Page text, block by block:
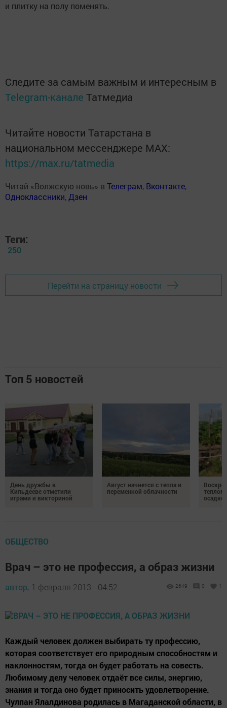
и плитку на полу поменять.
Следите за самым важным и интересным в
Telegram-канале Татмедиа
Читайте новости Татарстана в
национальном мессенджере MАХ:
https://max.ru/tatmedia
Читай «Волжскую новь» в Телеграм, Вконтакте,
Одноклассники,Дзен
Теги:
250
Перейти на страницу новости
Топ 5 новостей
День дружбы в
Кильдееве отметили
играми и викториной
Август начнется с тепла и
переменной облачности
теплом
ОБЩЕСТВО
Врач – это не профессия, а образ жизни
автор, 1 февраля 2013 - 04:52 2649 0 1
Каждый человек должен выбирать ту профессию,
которая соответствует его природным способностям и
наклонностям, тогда он будет работать на совесть.
Любимому делу человек отдаёт все силы, энергию,
знания и тогда оно будет приносить удовлетворение.
Чулпан Ялалдинова родилась в Магаданской области, в